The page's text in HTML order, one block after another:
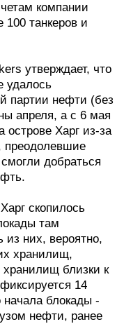
компании
танкеров и
утверждает, что
удалось
партии нефти (без
апреля, а с 6 мая
острове Харг из-за
добраться
скопилось
там
из них, вероятно,
хранилищ,
хранилищ близки к
14
начала блокады -
нефти, ранее